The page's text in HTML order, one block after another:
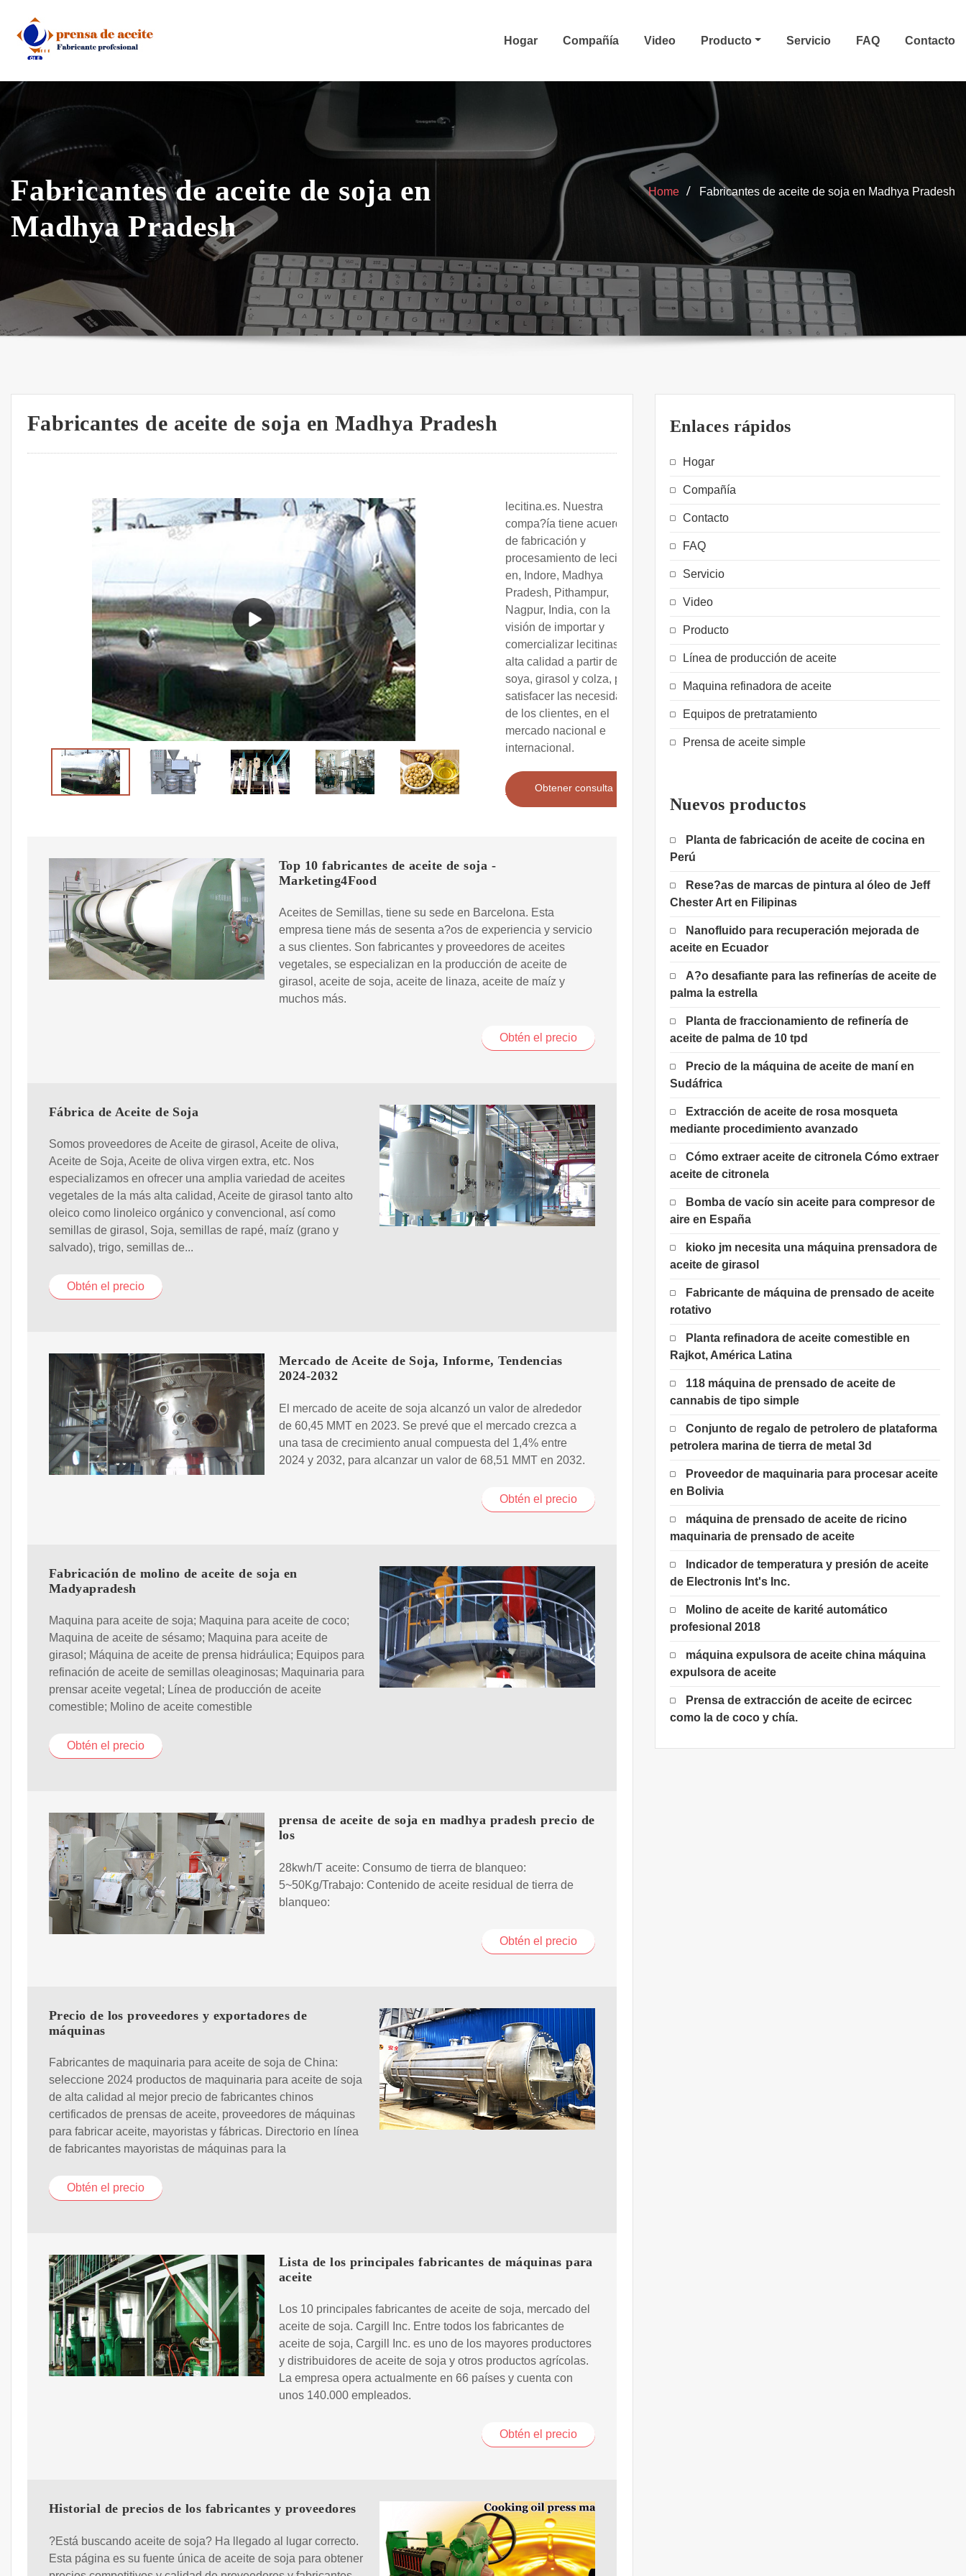
content
Hogar Compañía Video Producto Servicio FAQ Contacto
Fabricantes de aceite de soja en
Madhya Pradesh
Home Fabricantes de aceite de soja en Madhya Pradesh
Fabricantes de aceite de soja en Madhya Pradesh
lecitina.es. Nuestra
compa?ía tiene acuerdos
de fabricación y
procesamiento de lecitina
en, Indore, Madhya
Pradesh, Pithampur,
Nagpur, India, con la
visión de importar y
comercializar lecitinas de
alta calidad a partir de
soya, girasol y colza, para
satisfacer las necesidades
de los clientes, en el
mercado nacional e
internacional.
Obtener consulta
Top 10 fabricantes de aceite de soja -
Marketing4Food
Aceites de Semillas, tiene su sede en Barcelona. Esta
empresa tiene más de sesenta a?os de experiencia y servicio
a sus clientes. Son fabricantes y proveedores de aceites
vegetales, se especializan en la producción de aceite de
girasol, aceite de soja, aceite de linaza, aceite de maíz y
muchos más.
Obtén el precio
Fábrica de Aceite de Soja
Somos proveedores de Aceite de girasol, Aceite de oliva,
Aceite de Soja, Aceite de oliva virgen extra, etc. Nos
especializamos en ofrecer una amplia variedad de aceites
vegetales de la más alta calidad, Aceite de girasol tanto alto
oleico como linoleico orgánico y convencional, así como
semillas de girasol, Soja, semillas de rapé, maíz (grano y
salvado), trigo, semillas de...
Obtén el precio
Mercado de Aceite de Soja, Informe, Tendencias
2024-2032
El mercado de aceite de soja alcanzó un valor de alrededor
de 60,45 MMT en 2023. Se prevé que el mercado crezca a
una tasa de crecimiento anual compuesta del 1,4% entre
2024 y 2032, para alcanzar un valor de 68,51 MMT en 2032.
Obtén el precio
Fabricación de molino de aceite de soja en
Madyapradesh
Maquina para aceite de soja; Maquina para aceite de coco;
Maquina de aceite de sésamo; Maquina para aceite de
girasol; Máquina de aceite de prensa hidráulica; Equipos para
refinación de aceite de semillas oleaginosas; Maquinaria para
prensar aceite vegetal; Línea de producción de aceite
comestible; Molino de aceite comestible
Obtén el precio
prensa de aceite de soja en madhya pradesh precio de
los
28kwh/T aceite: Consumo de tierra de blanqueo:
5~50Kg/Trabajo: Contenido de aceite residual de tierra de
blanqueo:
Obtén el precio
Precio de los proveedores y exportadores de
máquinas
Fabricantes de maquinaria para aceite de soja de China:
seleccione 2024 productos de maquinaria para aceite de soja
de alta calidad al mejor precio de fabricantes chinos
certificados de prensas de aceite, proveedores de máquinas
para fabricar aceite, mayoristas y fábricas. Directorio en línea
de fabricantes mayoristas de máquinas para la
Obtén el precio
Lista de los principales fabricantes de máquinas para
aceite
Los 10 principales fabricantes de aceite de soja, mercado del
aceite de soja. Cargill Inc. Entre todos los fabricantes de
aceite de soja, Cargill Inc. es uno de los mayores productores
y distribuidores de aceite de soja y otros productos agrícolas.
La empresa opera actualmente en 66 países y cuenta con
unos 140.000 empleados.
Obtén el precio
Historial de precios de los fabricantes y proveedores
?Está buscando aceite de soja? Ha llegado al lugar correcto.
Esta página es su fuente única de aceite de soja para obtener
Enlaces rápidos
Hogar
Compañía
Contacto
FAQ
Servicio
Video
Producto
Línea de producción de aceite
Maquina refinadora de aceite
Equipos de pretratamiento
Prensa de aceite simple
Nuevos productos
Planta de fabricación de aceite de cocina en
Perú
Rese?as de marcas de pintura al óleo de Jeff
Chester Art en Filipinas
Nanofluido para recuperación mejorada de
aceite en Ecuador
A?o desafiante para las refinerías de aceite de
palma la estrella
Planta de fraccionamiento de refinería de
aceite de palma de 10 tpd
Precio de la máquina de aceite de maní en
Sudáfrica
Extracción de aceite de rosa mosqueta
mediante procedimiento avanzado
Cómo extraer aceite de citronela Cómo extraer
aceite de citronela
Bomba de vacío sin aceite para compresor de
aire en España
kioko jm necesita una máquina prensadora de
aceite de girasol
Fabricante de máquina de prensado de aceite
rotativo
Planta refinadora de aceite comestible en
Rajkot, América Latina
118 máquina de prensado de aceite de
cannabis de tipo simple
Conjunto de regalo de petrolero de plataforma
petrolera marina de tierra de metal 3d
Proveedor de maquinaria para procesar aceite
en Bolivia
máquina de prensado de aceite de ricino
maquinaria de prensado de aceite
Indicador de temperatura y presión de aceite
de Electronis Int's Inc.
Molino de aceite de karité automático
profesional 2018
máquina expulsora de aceite china máquina
expulsora de aceite
Prensa de extracción de aceite de ecircec
como la de coco y chía.